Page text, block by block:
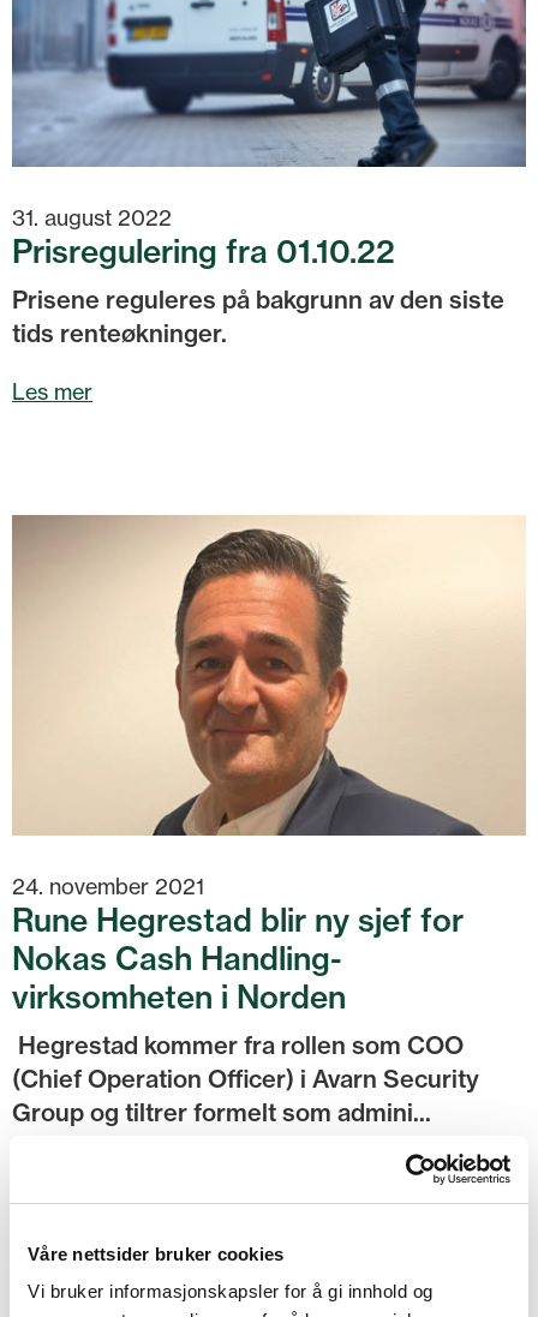
Våre nettsider bruker cookies
Vi bruker informasjonskapsler for å gi innhold og
31. august 2022
Prisregulering fra 01.10.22
Prisene reguleres på bakgrunn av den siste
tids renteøkninger.
Les mer
24. november 2021
Rune Hegrestad blir ny sjef for
Nokas Cash Handling-
virksomheten i Norden
Hegrestad kommer fra rollen som COO
(Chief Operation Officer) i Avarn Security
Group og tiltrer formelt som admini...